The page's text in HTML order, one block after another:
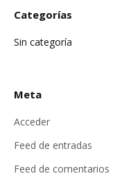
Categorías
Sin categoría
Meta
Acceder
Feed de entradas
Feed de comentarios